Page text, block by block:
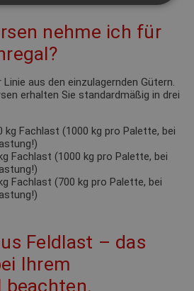
nehme ich für
aus den einzulagernden Gütern.
erhalten Sie standardmäßig in drei
kg Fachlast (1000 kg pro Palette, bei
Fachlast (1000 kg pro Palette, bei
Fachlast (700 kg pro Palette, bei
Feldlast – das
Ihrem
beachten.